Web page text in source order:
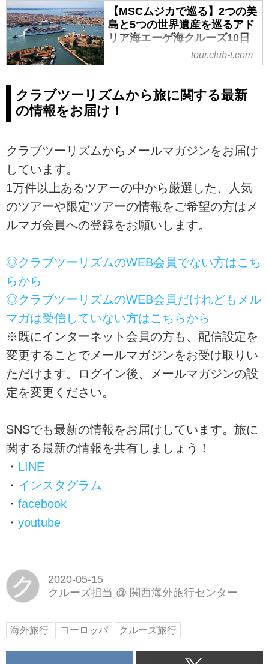
【MSCムジカで巡る】2つの美
島と5つの世界遺産を巡るアド
リア海エーゲ海クルーズ10日
間｜クラブツーリズム
エーゲ海クルーズ10日間の紹介を
しています。ツアー・旅行のお申
込ならクラブツーリズム。
tour.club-t.com
クラブツーリズムから旅に関する最新
の情報をお届け！
クラブツーリズムからメールマガジンをお届け
しています。
1万件以上あるツアーの中から厳選した、人気
のツアーや限定ツアーの情報をご希望の方はメ
ルマガ会員への登録をお願いします。
◎クラブツーリズムのWEB会員でない方はこち
らから
◎クラブツーリズムのWEB会員だけれどもメル
マガは受信していない方はこちらから
※既にインターネット会員の方も、配信設定を
変更することでメールマガジンをお受け取りい
ただけます。ログイン後、メールマガジンの設
定を変更ください。
SNSでも最新の情報をお届けしています。旅に
関する最新の情報を共有しましょう！
・ LINE
・ インスタグラム
・ facebook
・ youtube
ク
2020-05-15
クルーズ担当 @ 関西海外旅行センター
海外旅行 ヨーロッパ クルーズ旅行